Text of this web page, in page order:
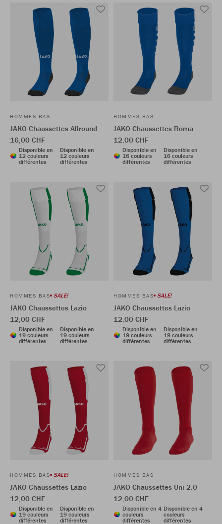
HOMMES BAS
JAKO Chaussettes Allround
16,00 CHF
Disponible en
12 couleurs
différentes
Disponible en
12 couleurs
différentes
HOMMES BAS
JAKO Chaussettes Roma
12,00 CHF
Disponible en
16 couleurs
différentes
Disponible en
16 couleurs
différentes
HOMMES BAS SALE!
JAKO Chaussettes Lazio
12,00 CHF
Disponible en
19 couleurs
différentes
Disponible en
19 couleurs
différentes
HOMMES BAS SALE!
JAKO Chaussettes Lazio
12,00 CHF
Disponible en
19 couleurs
différentes
Disponible en
19 couleurs
différentes
HOMMES BAS SALE!
JAKO Chaussettes Lazio
12,00 CHF
Disponible en
19 couleurs
différentes
Disponible en
19 couleurs
différentes
HOMMES BAS
JAKO Chaussettes Uni 2.0
12,00 CHF
Disponible en 4
couleurs
différentes
Disponible en 4
couleurs
différentes